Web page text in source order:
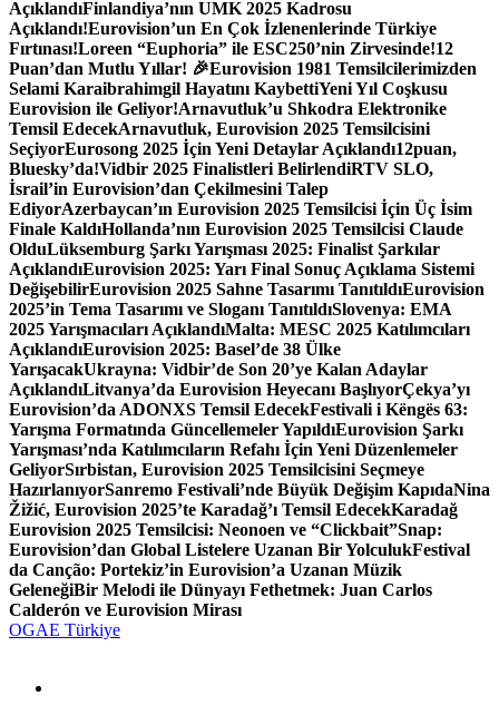
AçıklandıFinlandiya’nın UMK 2025 Kadrosu
Açıklandı!Eurovision’un En Çok İzlenenlerinde Türkiye
Fırtınası!Loreen “Euphoria” ile ESC250’nin Zirvesinde!12
Puan’dan Mutlu Yıllar! 🎉Eurovision 1981 Temsilcilerimizden
Selami Karaibrahimgil Hayatını KaybettiYeni Yıl Coşkusu
Eurovision ile Geliyor!Arnavutluk’u Shkodra Elektronike
Temsil EdecekArnavutluk, Eurovision 2025 Temsilcisini
SeçiyorEurosong 2025 İçin Yeni Detaylar Açıklandı12puan,
Bluesky’da!Vidbir 2025 Finalistleri BelirlendiRTV SLO,
İsrail’in Eurovision’dan Çekilmesini Talep
EdiyorAzerbaycan’ın Eurovision 2025 Temsilcisi İçin Üç İsim
Finale KaldıHollanda’nın Eurovision 2025 Temsilcisi Claude
OlduLüksemburg Şarkı Yarışması 2025: Finalist Şarkılar
AçıklandıEurovision 2025: Yarı Final Sonuç Açıklama Sistemi
DeğişebilirEurovision 2025 Sahne Tasarımı TanıtıldıEurovision
2025’in Tema Tasarımı ve Sloganı TanıtıldıSlovenya: EMA
2025 Yarışmacıları AçıklandıMalta: MESC 2025 Katılımcıları
AçıklandıEurovision 2025: Basel’de 38 Ülke
YarışacakUkrayna: Vidbir’de Son 20’ye Kalan Adaylar
AçıklandıLitvanya’da Eurovision Heyecanı BaşlıyorÇekya’yı
Eurovision’da ADONXS Temsil EdecekFestivali i Këngës 63:
Yarışma Formatında Güncellemeler YapıldıEurovision Şarkı
Yarışması’nda Katılımcıların Refahı İçin Yeni Düzenlemeler
GeliyorSırbistan, Eurovision 2025 Temsilcisini Seçmeye
HazırlanıyorSanremo Festivali’nde Büyük Değişim KapıdaNina
Žižić, Eurovision 2025’te Karadağ’ı Temsil EdecekKaradağ
Eurovision 2025 Temsilcisi: Neonoen ve “Clickbait”Snap:
Eurovision’dan Global Listelere Uzanan Bir YolculukFestival
da Canção: Portekiz’in Eurovision’a Uzanan Müzik
GeleneğiBir Melodi ile Dünyayı Fethetmek: Juan Carlos
Calderón ve Eurovision Mirası
OGAE Türkiye